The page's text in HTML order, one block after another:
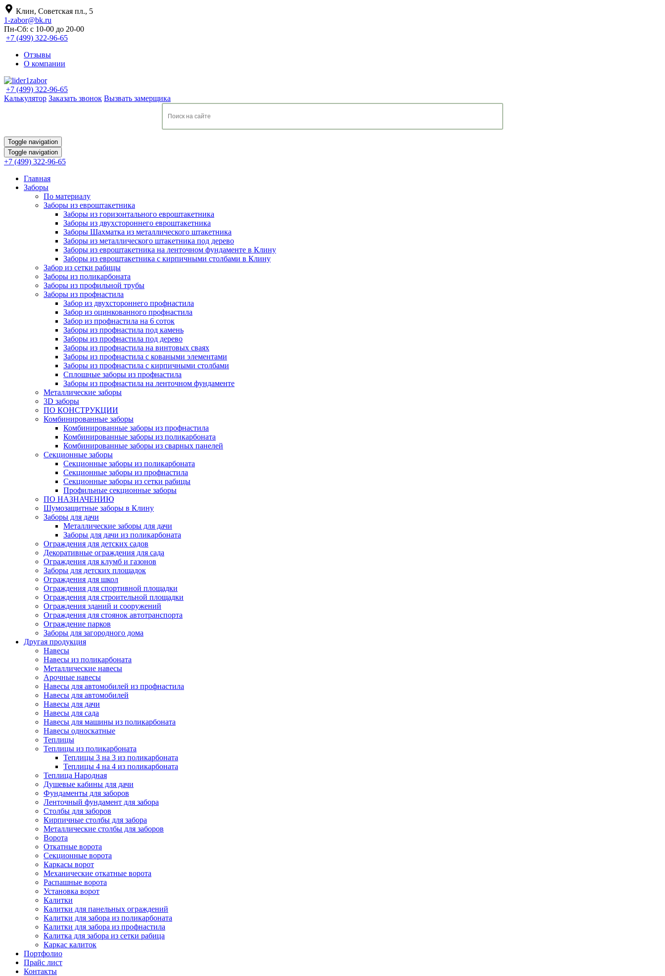
Клин, Советская пл., 5
1-zabor@bk.ru
Пн-Сб: с 10-00 до 20-00
+7 (499) 322-96-65
Отзывы
О компании
+7 (499) 322-96-65
Калькулятор Заказать звонок Вызвать замерщика
Toggle navigation
Toggle navigation
+7 (499) 322-96-65
Главная
Заборы
По материалу
Заборы из евроштакетника
Заборы из горизонтального евроштакетника
Заборы из двухстороннего евроштакетника
Заборы Шахматка из металлического штакетника
Заборы из металлического штакетника под дерево
Заборы из евроштакетника на ленточном фундаменте в Клину
Заборы из евроштакетника с кирпичными столбами в Клину
Забор из сетки рабицы
Заборы из поликарбоната
Заборы из профильной трубы
Заборы из профнастила
Забор из двухстороннего профнастила
Забор из оцинкованного профнастила
Забор из профнастила на 6 соток
Заборы из профнастила под камень
Заборы из профнастила под дерево
Заборы из профнастила на винтовых сваях
Заборы из профнастила с коваными элементами
Заборы из профнастила с кирпичными столбами
Сплошные заборы из профнастила
Заборы из профнастила на ленточном фундаменте
Металлические заборы
3D заборы
ПО КОНСТРУКЦИИ
Комбинированные заборы
Комбинированные заборы из профнастила
Комбинированные заборы из поликарбоната
Комбинированные заборы из сварных панелей
Секционные заборы
Секционные заборы из поликарбоната
Секционные заборы из профнастила
Секционные заборы из сетки рабицы
Профильные секционные заборы
ПО НАЗНАЧЕНИЮ
Шумозащитные заборы в Клину
Заборы для дачи
Металлические заборы для дачи
Заборы для дачи из поликарбоната
Ограждения для детских садов
Декоративные ограждения для сада
Ограждения для клумб и газонов
Заборы для детских площадок
Ограждения для школ
Ограждения для спортивной площадки
Ограждения для строительной площадки
Ограждения зданий и сооружений
Ограждения для стоянок автотранспорта
Ограждение парков
Заборы для загородного дома
Другая продукция
Навесы
Навесы из поликарбоната
Металлические навесы
Арочные навесы
Навесы для автомобилей из профнастила
Навесы для автомобилей
Навесы для дачи
Навесы для сада
Навесы для машины из поликарбоната
Навесы односкатные
Теплицы
Теплицы из поликарбоната
Теплицы 3 на 3 из поликарбоната
Теплицы 4 на 4 из поликарбоната
Теплица Народная
Душевые кабины для дачи
Фундаменты для заборов
Ленточный фундамент для забора
Столбы для заборов
Кирпичные столбы для забора
Металлические столбы для заборов
Ворота
Откатные ворота
Секционные ворота
Каркасы ворот
Механические откатные ворота
Распашные ворота
Установка ворот
Калитки
Калитки для панельных ограждений
Калитки для забора из поликарбоната
Калитки для забора из профнастила
Калитка для забора из сетки рабица
Каркас калиток
Портфолио
Прайс лист
Контакты